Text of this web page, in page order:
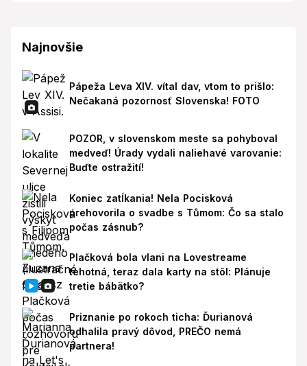
Najnovšie
Pápeža Leva XIV. vítal dav, vtom to prišlo:
Nečakaná pozornosť Slovenska! FOTO
POZOR, v slovenskom meste sa pohyboval
medveď! Úrady vydali naliehavé varovanie:
Buďte ostražití!
Koniec zatĺkania! Nela Pocisková
prehovorila o svadbe s Tůmom: Čo sa stalo
počas zásnub?
Plačková bola vlani na Lovestreame
tehotná, teraz dala karty na stôl: Plánuje
tretie bábätko?
Priznanie po rokoch ticha: Ďurianová
odhalila pravý dôvod, PREČO nemá
partnera!